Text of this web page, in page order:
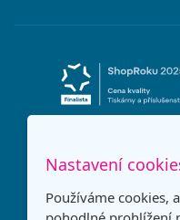
Nastavení
Používáme cookies,